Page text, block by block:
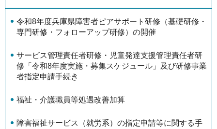
令和8年度兵庫県障害者ピアサポート研修（基礎研修・
専門研修・フォローアップ研修）の開催
サービス管理責任者研修・児童発達支援管理責任者研
修「令和8年度実施・募集スケジュール」及び研修事業
者指定申請手続き
福祉・介護職員等処遇改善加算
障害福祉サービス（就労系）の指定申請等に関する手